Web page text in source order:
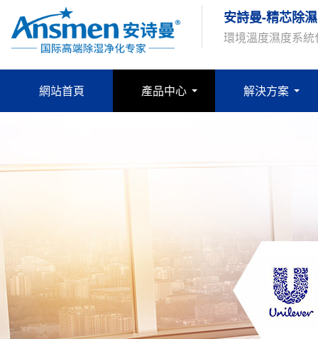
安詩曼-精芯除
環境溫度濕度系
網站首頁 產品中心 解決方案